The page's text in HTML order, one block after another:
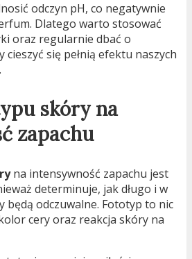
odczyn pH, co negatywnie
Dlatego warto stosować
oraz regularnie dbać o
cieszyć się pełnią efektu naszych
skóry na
zapachu
na intensywność zapachu jest
determinuje, jak długo i w
odczuwalne. Fototyp to nic
cery oraz reakcja skóry na